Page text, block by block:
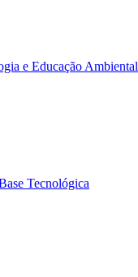
e Educação Ambiental
Tecnológica